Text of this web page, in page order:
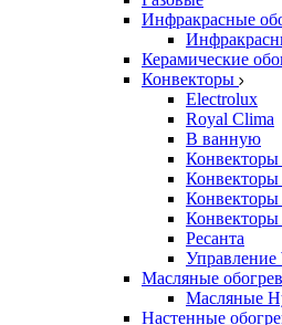
Инфракрасные
Керамические
Конвекторы
Electrolux
Royal Clima
В ванную
Конвекторы
Конвекторы
Ресанта
Управление
Масляные
Масляные
Настенные